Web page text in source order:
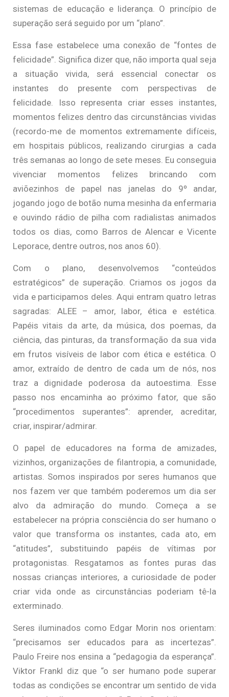
sistemas de educação e liderança. O princípio de
superação será seguido por um “plano”.
Essa fase estabelece uma conexão de “fontes de
felicidade”. Significa dizer que, não importa qual seja
a situação vivida, será essencial conectar os
instantes do presente com perspectivas de
felicidade. Isso representa criar esses instantes,
momentos felizes dentro das circunstâncias vividas
(recordo-me de momentos extremamente difíceis,
em hospitais públicos, realizando cirurgias a cada
três semanas ao longo de sete meses. Eu conseguia
vivenciar momentos felizes brincando com
aviõezinhos de papel nas janelas do 9º andar,
jogando jogo de botão numa mesinha da enfermaria
e ouvindo rádio de pilha com radialistas animados
todos os dias, como Barros de Alencar e Vicente
Leporace, dentre outros, nos anos 60).
Com o plano, desenvolvemos “conteúdos
estratégicos” de superação. Criamos os jogos da
vida e participamos deles. Aqui entram quatro letras
sagradas: ALEE – amor, labor, ética e estética.
Papéis vitais da arte, da música, dos poemas, da
ciência, das pinturas, da transformação da sua vida
em frutos visíveis de labor com ética e estética. O
amor, extraído de dentro de cada um de nós, nos
traz a dignidade poderosa da autoestima. Esse
passo nos encaminha ao próximo fator, que são
“procedimentos superantes”: aprender, acreditar,
criar, inspirar/admirar.
O papel de educadores na forma de amizades,
vizinhos, organizações de filantropia, a comunidade,
artistas. Somos inspirados por seres humanos que
nos fazem ver que também poderemos um dia ser
alvo da admiração do mundo. Começa a se
estabelecer na própria consciência do ser humano o
valor que transforma os instantes, cada ato, em
“atitudes”, substituindo papéis de vítimas por
protagonistas. Resgatamos as fontes puras das
nossas crianças interiores, a curiosidade de poder
criar vida onde as circunstâncias poderiam tê-la
exterminado.
Seres iluminados como Edgar Morin nos orientam:
“precisamos ser educados para as incertezas”.
Paulo Freire nos ensina a “pedagogia da esperança”.
Viktor Frankl diz que “o ser humano pode superar
todas as condições se encontrar um sentido de vida